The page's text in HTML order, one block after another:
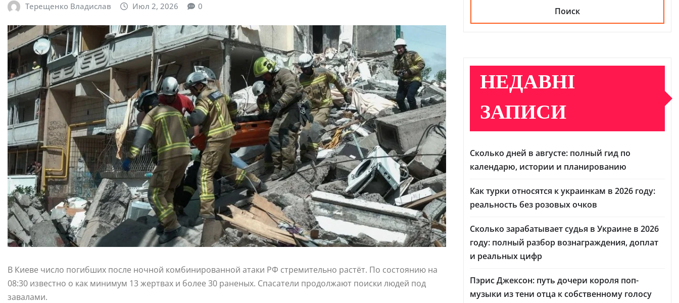
Терещенко Владислав Июл 2, 2026 0
В Киеве число погибших после ночной комбинированной атаки РФ стремительно растёт. По состоянию на
08:30 известно о как минимум 13 жертвах и более 30 раненых. Спасатели продолжают поиски людей под
завалами.
Поиск
НЕДАВНІ
ЗАПИСИ
Сколько дней в августе: полный гид по
календарю, истории и планированию
Как турки относятся к украинкам в 2026 году:
реальность без розовых очков
Сколько зарабатывает судья в Украине в 2026
году: полный разбор вознаграждения, доплат
и реальных цифр
Пэрис Джексон: путь дочери короля поп-
музыки из тени отца к собственному голосу